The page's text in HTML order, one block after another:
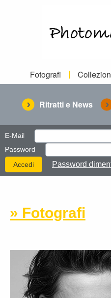
Fotografi
Ritratti e News
E-Mail
Password
Password
» Fotografi